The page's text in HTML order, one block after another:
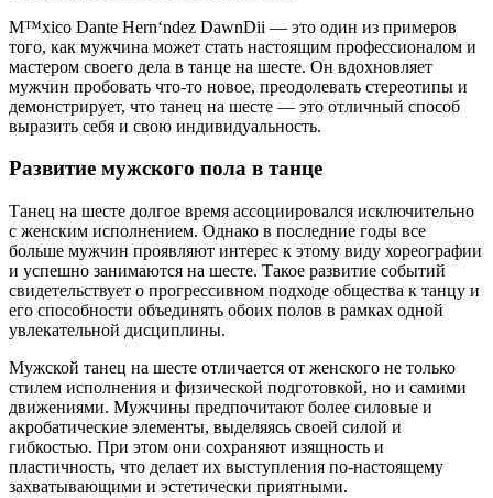
M™xico Dante Hern‘ndez DawnDii — это один из примеров
того, как мужчина может стать настоящим профессионалом и
мастером своего дела в танце на шесте. Он вдохновляет
мужчин пробовать что-то новое, преодолевать стереотипы и
демонстрирует, что танец на шесте — это отличный способ
выразить себя и свою индивидуальность.
Развитие мужского пола в танце
Танец на шесте долгое время ассоциировался исключительно
с женским исполнением. Однако в последние годы все
больше мужчин проявляют интерес к этому виду хореографии
и успешно занимаются на шесте. Такое развитие событий
свидетельствует о прогрессивном подходе общества к танцу и
его способности объединять обоих полов в рамках одной
увлекательной дисциплины.
Мужской танец на шесте отличается от женского не только
стилем исполнения и физической подготовкой, но и самими
движениями. Мужчины предпочитают более силовые и
акробатические элементы, выделяясь своей силой и
гибкостью. При этом они сохраняют изящность и
пластичность, что делает их выступления по-настоящему
захватывающими и эстетически приятными.